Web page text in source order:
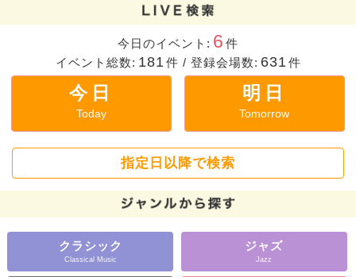
今日のイベント: 6 件
イベント総数: 181 件 / 登録会場数: 631 件
今日
Today
明日
Tomorrow
指定日以降で検索
クラシック
Classical Music
ジャズ
Jazz